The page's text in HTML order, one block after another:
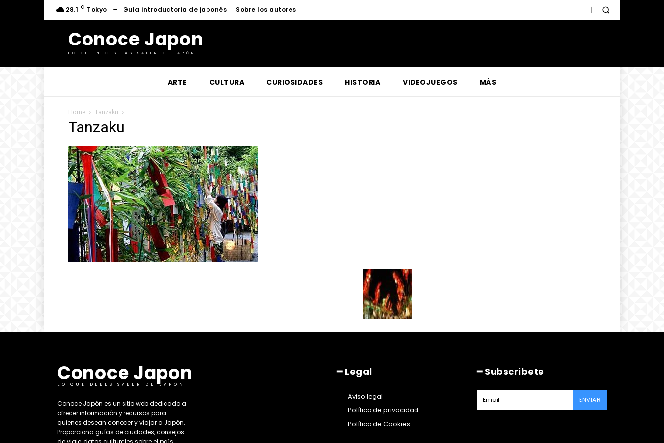
28.1 C Tokyo Guía introductoria de japonés Sobre los autores
Conoce Japon
LO QUE NECESITAS SABER DE JAPÓN
ARTE CULTURA CURIOSIDADES HISTORIA VIDEOJUEGOS MÁS
Home Tanzaku
Tanzaku
Conoce Japon
LO QUE DEBES SABER DE JAPÓN
​Conoce Japón es un sitio web dedicado a
ofrecer información y recursos para
quienes desean conocer y viajar a Japón.
Proporciona guías de ciudades, consejos
de viaje, datos culturales sobre el país. ​
━ Legal
Aviso legal
Política de privacidad
Política de Cookies
━ Subscribete
ENVIAR